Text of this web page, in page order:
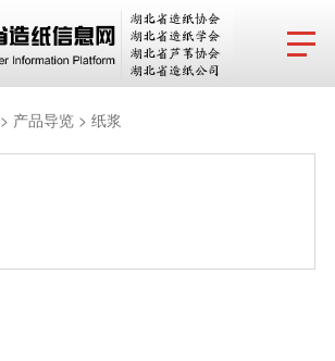
网站首页
协会动态
产品导览> 纸浆